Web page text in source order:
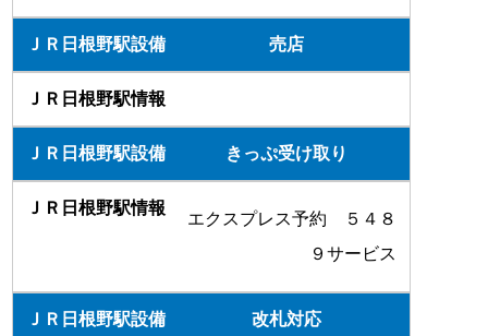
売店
きっぷ受け取り
エクスプレス予約 ５４８
９サービス
改札対応